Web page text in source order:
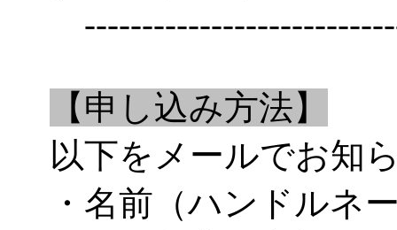
【申し込み方法】
以下をメールでお知
・名前（ハンドルネ